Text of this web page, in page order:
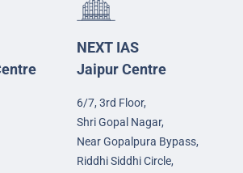
NEXT IAS
Jaipur Centre
6/7, 3rd Floor,
Shri Gopal Nagar,
Near Gopalpura Bypass,
Riddhi Siddhi Circle,